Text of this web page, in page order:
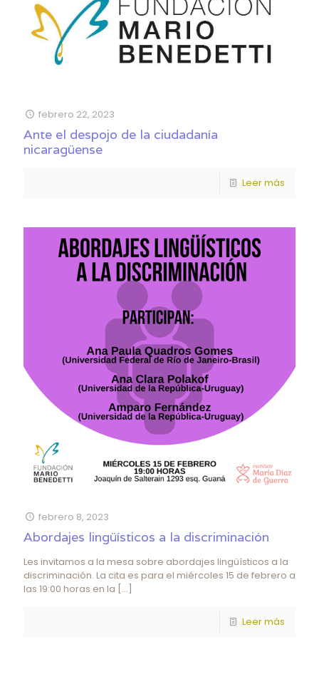
febrero 22, 2023
Ante el despojo de la ciudadanía
nicaragüense
Leer más
febrero 8, 2023
Abordajes lingüísticos a la discriminación
Les invitamos a la mesa sobre abordajes lingüísticos a la
discriminación. La cita es para el miércoles 15 de febrero a
las 19:00 horas en la […]
Leer más